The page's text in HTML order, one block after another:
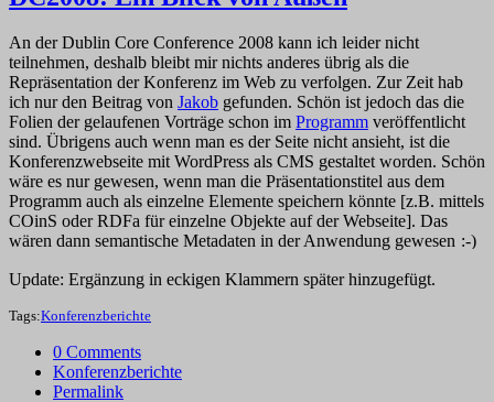
An der Dublin Core Conference 2008 kann ich leider nicht
teilnehmen, deshalb bleibt mir nichts anderes übrig als die
Repräsentation der Konferenz im Web zu verfolgen. Zur Zeit hab
ich nur den Beitrag von Jakob gefunden. Schön ist jedoch das die
Folien der gelaufenen Vorträge schon im Programm veröffentlicht
sind. Übrigens auch wenn man es der Seite nicht ansieht, ist die
Konferenzwebseite mit WordPress als CMS gestaltet worden. Schön
wäre es nur gewesen, wenn man die Präsentationstitel aus dem
Programm auch als einzelne Elemente speichern könnte [z.B. mittels
COinS oder RDFa für einzelne Objekte auf der Webseite]. Das
wären dann semantische Metadaten in der Anwendung gewesen
Update: Ergänzung in eckigen Klammern später hinzugefügt.
Tags:Konferenzberichte
0 Comments
Konferenzberichte
Permalink